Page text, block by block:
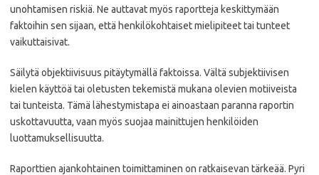
unohtamisen riskiä. Ne auttavat myös raportteja keskittymään
faktoihin sen sijaan, että henkilökohtaiset mielipiteet tai tunteet
vaikuttaisivat.
Säilytä objektiivisuus pitäytymällä faktoissa. Vältä subjektiivisen
kielen käyttöä tai oletusten tekemistä mukana olevien motiiveista
tai tunteista. Tämä lähestymistapa ei ainoastaan paranna raportin
uskottavuutta, vaan myös suojaa mainittujen henkilöiden
luottamuksellisuutta.
Raporttien ajankohtainen toimittaminen on ratkaisevan tärkeää. Pyri